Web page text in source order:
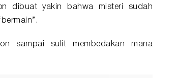
dibuat yakin bahwa misteri sudah
sampai sulit membedakan mana